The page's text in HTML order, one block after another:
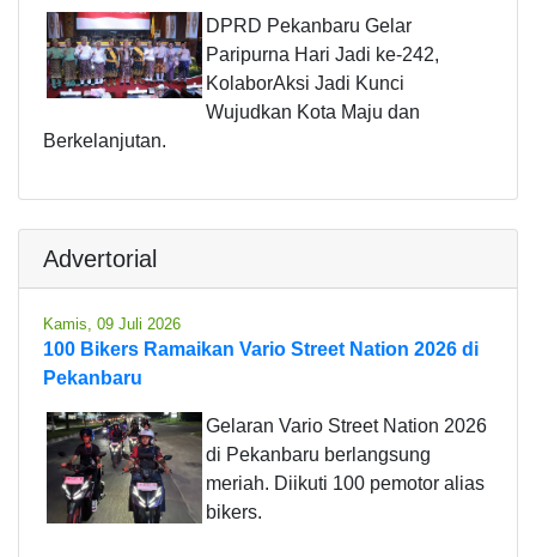
DPRD Pekanbaru Gelar
Paripurna Hari Jadi ke-242,
KolaborAksi Jadi Kunci
Wujudkan Kota Maju dan
Berkelanjutan.
Advertorial
Kamis, 09 Juli 2026
100 Bikers Ramaikan Vario Street Nation 2026 di
Pekanbaru
Gelaran Vario Street Nation 2026
di Pekanbaru berlangsung
meriah. Diikuti 100 pemotor alias
bikers.